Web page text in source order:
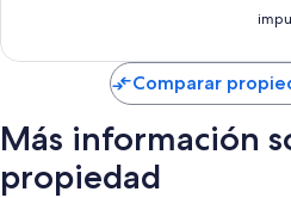
Televisiones LCD de 26 pulgadas
Servicio de limpieza diario,
Comparar
Más información
propiedad